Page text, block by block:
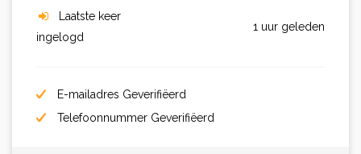
Laatste keer
ingelogd
1 uur geleden
E-mailadres Geverifiëerd
Telefoonnummer Geverifiëerd